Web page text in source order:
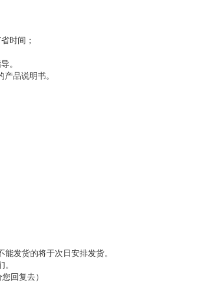
时间；
。
品说明书。
发货的将于次日安排发货。
回复去）